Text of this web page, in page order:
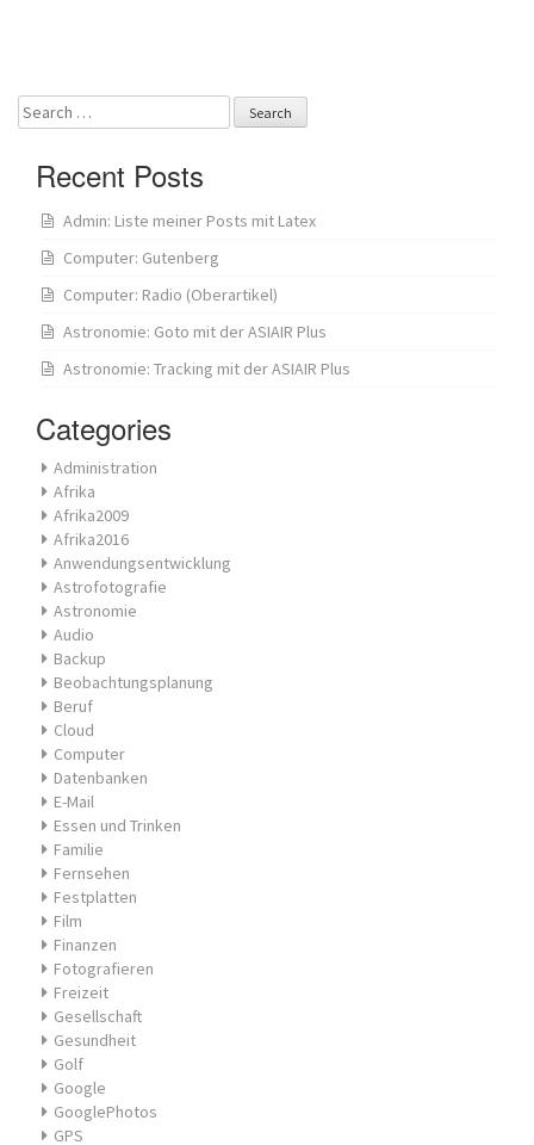
Search
for:
Recent Posts
Admin: Liste meiner Posts mit Latex
Computer: Gutenberg
Computer: Radio (Oberartikel)
Astronomie: Goto mit der ASIAIR Plus
Astronomie: Tracking mit der ASIAIR Plus
Categories
Administration
Afrika
Afrika2009
Afrika2016
Anwendungsentwicklung
Astrofotografie
Astronomie
Audio
Backup
Beobachtungsplanung
Beruf
Cloud
Computer
Datenbanken
E-Mail
Essen und Trinken
Familie
Fernsehen
Festplatten
Film
Finanzen
Fotografieren
Freizeit
Gesellschaft
Gesundheit
Golf
Google
GooglePhotos
GPS